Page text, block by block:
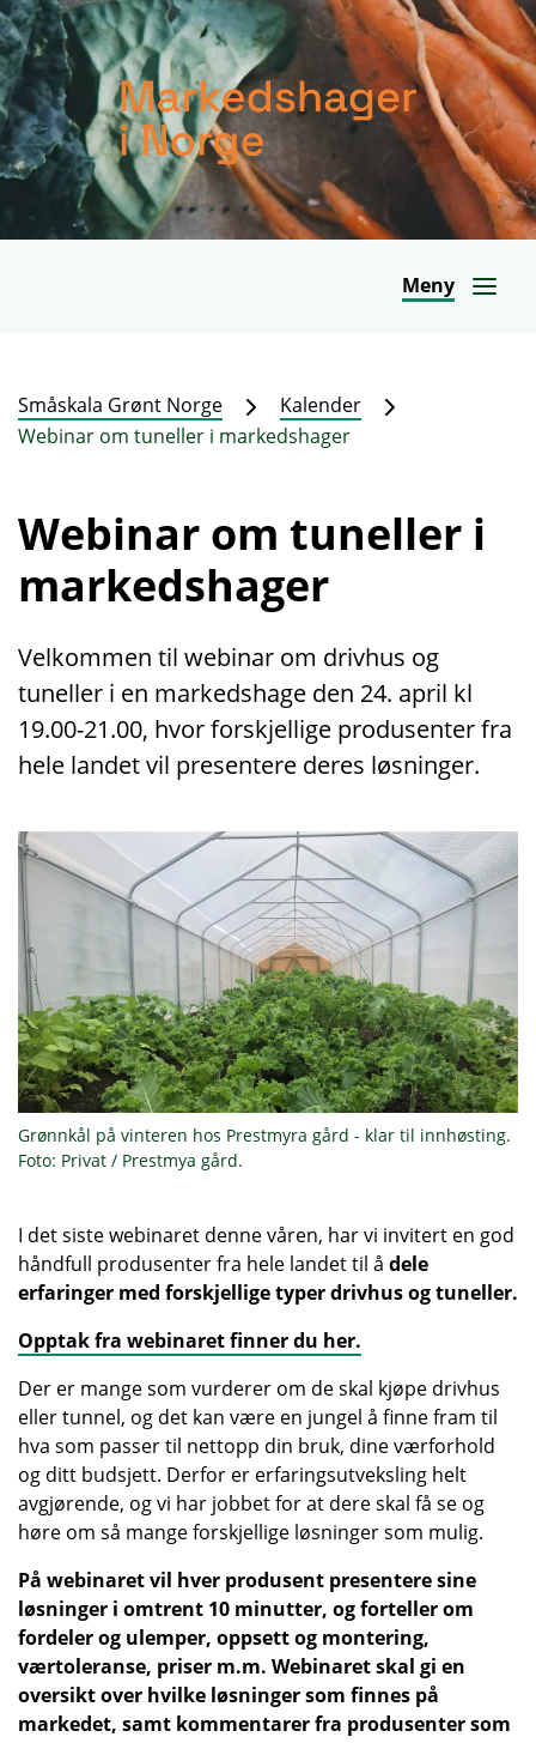
Meny
Småskala Grønt Norge
Kalender
Webinar om tuneller i markedshager
Webinar om tuneller i
markedshager
Velkommen til webinar om drivhus og
tuneller i en markedshage den 24. april kl
19.00-21.00, hvor forskjellige produsenter fra
hele landet vil presentere deres løsninger.
Grønnkål på vinteren hos Prestmyra gård - klar til innhøsting.
Foto: Privat / Prestmya gård.
I det siste webinaret denne våren, har vi invitert en god
håndfull produsenter fra hele landet til å dele
erfaringer med forskjellige typer drivhus og tuneller.
Opptak fra webinaret finner du her.
Der er mange som vurderer om de skal kjøpe drivhus
eller tunnel, og det kan være en jungel å finne fram til
hva som passer til nettopp din bruk, dine værforhold
og ditt budsjett. Derfor er erfaringsutveksling helt
avgjørende, og vi har jobbet for at dere skal få se og
høre om så mange forskjellige løsninger som mulig.
På webinaret vil hver produsent presentere sine
løsninger i omtrent 10 minutter, og forteller om
fordeler og ulemper, oppsett og montering,
værtoleranse, priser m.m. Webinaret skal gi en
oversikt over hvilke løsninger som finnes på
markedet, samt kommentarer fra produsenter som